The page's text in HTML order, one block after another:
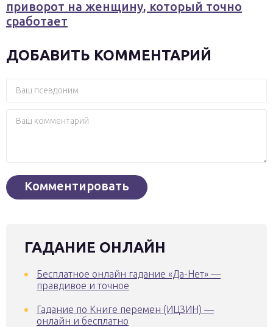
приворот на женщину, который точно
сработает
ДОБАВИТЬ КОММЕНТАРИЙ
ГАДАНИЕ ОНЛАЙН
Бесплатное онлайн гадание «Да-Нет» —
правдивое и точное
Гадание по Книге перемен (ИЦЗИН) —
онлайн и бесплатно